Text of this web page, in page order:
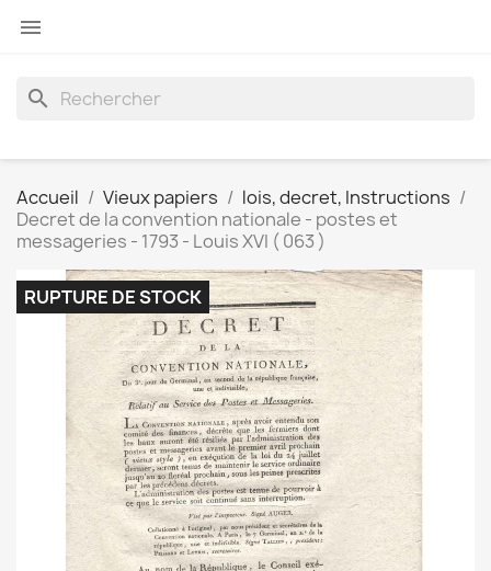

search
Accueil Vieux papiers
lois, decret, Instructions
Decret de la convention nationale - postes et
messageries - 1793 - Louis XVI ( 063 )
RUPTURE DE STOCK